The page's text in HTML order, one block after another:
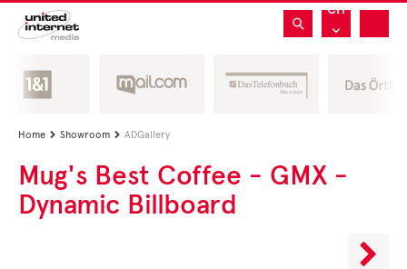
CH
Home  Showroom  ADGallery
Mug's Best Coffee - GMX -
Dynamic Billboard
